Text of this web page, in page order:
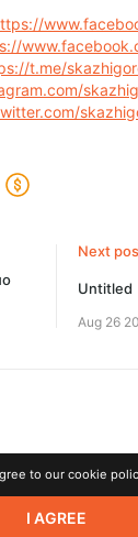
t.me/
Next
Untitled
Aug 26
All rights
owners.
to our cookie
I AGREE